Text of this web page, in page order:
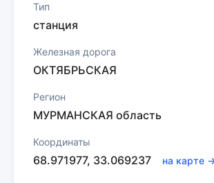
Тип
станция
Железная дорога
ОКТЯБРЬСКАЯ
Регион
МУРМАНСКАЯ область
Координаты
68.971977, 33.069237 на карте